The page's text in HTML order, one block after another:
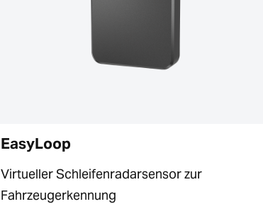
EasyLoop
Virtueller Schleifenradarsensor zur
Fahrzeugerkennung